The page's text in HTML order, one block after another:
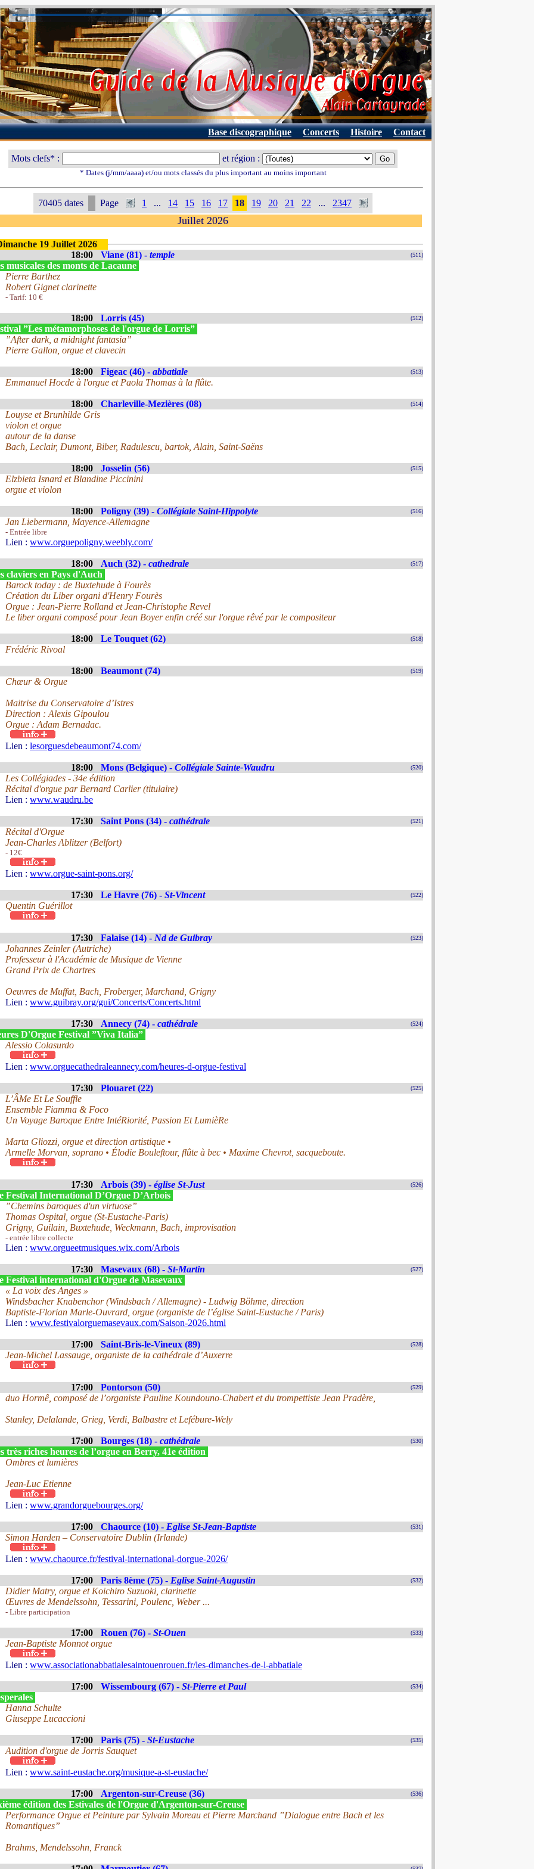
Base discographique Concerts Histoire Contact
Mots clefs* : et région :
* Dates (j/mm/aaaa) et/ou mots classés du plus important au moins important
70405 dates Page 1 ... 14 15 16 17 18 19 20 21 22 ... 2347
Juillet 2026
19 Juillet 2026
18:00
Viane (81) - temple (511)
musicales des monts de Lacaune
Pierre Barthez
Robert Gignet clarinette
- Tarif: 10 €
18:00 Lorris (45) (512)
”Les métamorphoses de l'orgue de Lorris”
”After dark, a midnight fantasia”
Pierre Gallon, orgue et clavecin
18:00 Figeac (46) - abbatiale (513)
Emmanuel Hocde à l'orgue et Paola Thomas à la flûte.
18:00 Charleville-Mezières (08) (514)
Louyse et Brunhilde Gris
violon et orgue
autour de la danse
Bach, Leclair, Dumont, Biber, Radulescu, bartok, Alain, Saint-Saëns
18:00 Josselin (56) (515)
Elzbieta Isnard et Blandine Piccinini
orgue et violon
18:00 Poligny (39) - Collégiale Saint-Hippolyte (516)
Jan Liebermann, Mayence-Allemagne
- Entrée libre
Lien : www.orguepoligny.weebly.com/
18:00 Auch (32) - cathedrale (517)
claviers en Pays d'Auch
Barock today : de Buxtehude à Fourès
Création du Liber organi d'Henry Fourès
Orgue : Jean-Pierre Rolland et Jean-Christophe Revel
Le liber organi composé pour Jean Boyer enfin créé sur l'orgue rêvé par le compositeur
18:00 Le Touquet (62) (518)
Frédéric Rivoal
18:00 Beaumont (74) (519)
Chœur & Orgue
Maitrise du Conservatoire d’Istres
Direction : Alexis Gipoulou
Orgue : Adam Bernadac.
Lien : lesorguesdebeaumont74.com/
18:00 Mons (Belgique) - Collégiale Sainte-Waudru (520)
Les Collégiades - 34e édition
Récital d'orgue par Bernard Carlier (titulaire)
Lien : www.waudru.be
17:30 Saint Pons (34) - cathédrale (521)
Récital d'Orgue
Jean-Charles Ablitzer (Belfort)
- 12€
Lien : www.orgue-saint-pons.org/
17:30 Le Havre (76) - St-Vincent (522)
Quentin Guérillot
17:30 Falaise (14) - Nd de Guibray (523)
Johannes Zeinler (Autriche)
Professeur à l'Académie de Musique de Vienne
Grand Prix de Chartres
Oeuvres de Muffat, Bach, Froberger, Marchand, Grigny
Lien : www.guibray.org/gui/Concerts/Concerts.html
17:30 Annecy (74) - cathédrale (524)
D'Orgue Festival ”Viva Italia”
Alessio Colasurdo
Lien : www.orguecathedraleannecy.com/heures-d-orgue-festival
17:30 Plouaret (22) (525)
L’ÂMe Et Le Souffle
Ensemble Fiamma & Foco
Un Voyage Baroque Entre IntéRiorité, Passion Et LumièRe
Marta Gliozzi, orgue et direction artistique •
Armelle Morvan, soprano • Élodie Bouleftour, flûte à bec • Maxime Chevrot, sacqueboute.
17:30 Arbois (39) - église St-Just (526)
Festival International D’Orgue D’Arbois
”Chemins baroques d'un virtuose”
Thomas Ospital, orgue (St-Eustache-Paris)
Grigny, Guilain, Buxtehude, Weckmann, Bach, improvisation
- entrée libre collecte
Lien : www.orgueetmusiques.wix.com/Arbois
17:30 Masevaux (68) - St-Martin (527)
Festival international d'Orgue de Masevaux
« La voix des Anges »
Windsbacher Knabenchor (Windsbach / Allemagne) - Ludwig Böhme, direction
Baptiste-Florian Marle-Ouvrard, orgue (organiste de l’église Saint-Eustache / Paris)
Lien : www.festivalorguemasevaux.com/Saison-2026.html
17:00 Saint-Bris-le-Vineux (89) (528)
Jean-Michel Lassauge, organiste de la cathédrale d’Auxerre
17:00 Pontorson (50) (529)
duo Hormê, composé de l’organiste Pauline Koundouno-Chabert et du trompettiste Jean Pradère,
Stanley, Delalande, Grieg, Verdi, Balbastre et Lefébure-Wely
17:00 Bourges (18) - cathédrale (530)
très riches heures de l’orgue en Berry, 41e édition
Ombres et lumières
Jean-Luc Etienne
Lien : www.grandorguebourges.org/
17:00 Chaource (10) - Eglise St-Jean-Baptiste (531)
Simon Harden – Conservatoire Dublin (Irlande)
Lien : www.chaource.fr/festival-international-dorgue-2026/
17:00 Paris 8ème (75) - Eglise Saint-Augustin (532)
Didier Matry, orgue et Koichiro Suzuoki, clarinette
Œuvres de Mendelssohn, Tessarini, Poulenc, Weber ...
- Libre participation
17:00 Rouen (76) - St-Ouen (533)
Jean-Baptiste Monnot orgue
Lien : www.associationabbatialesaintouenrouen.fr/les-dimanches-de-l-abbatiale
17:00 Wissembourg (67) - St-Pierre et Paul (534)
Hanna Schulte
Giuseppe Lucaccioni
17:00 Paris (75) - St-Eustache (535)
Audition d'orgue de Jorris Sauquet
Lien : www.saint-eustache.org/musique-a-st-eustache/
17:00 Argenton-sur-Creuse (36) (536)
édition des Estivales de l'Orgue d'Argenton-sur-Creuse
Performance Orgue et Peinture par Sylvain Moreau et Pierre Marchand ”Dialogue entre Bach et les
Romantiques”
Brahms, Mendelssohn, Franck